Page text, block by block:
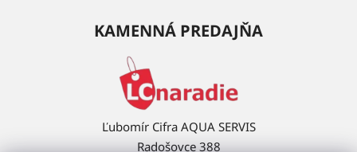
KAMENNÁ PREDAJŇA
Ľubomír Cifra AQUA SERVIS
Radošovce 388